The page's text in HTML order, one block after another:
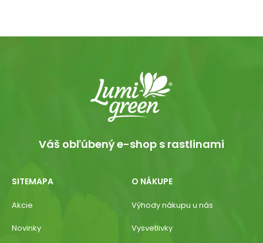
Váš obľúbený e-shop s rastlinami
SITEMAPA
Akcie
Novinky
O NÁKUPE
Výhody nákupu u nás
Vysvetlivky